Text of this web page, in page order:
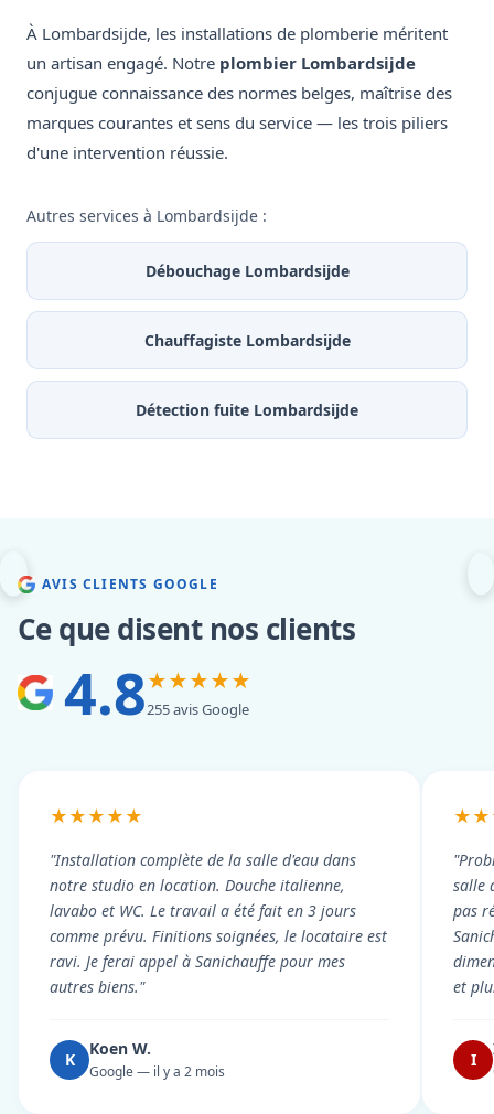
À Lombardsijde, les installations de plomberie méritent
un artisan engagé. Notre plombier Lombardsijde
conjugue connaissance des normes belges, maîtrise des
marques courantes et sens du service — les trois piliers
d'une intervention réussie.
Autres services à Lombardsijde :
Débouchage Lombardsijde
Chauffagiste Lombardsijde
Détection fuite Lombardsijde
AVIS CLIENTS GOOGLE
Ce que disent nos clients
4.8★★★★★
255 avis Google
★★★★★
"Installation complète de la salle d'eau dans
notre studio en location. Douche italienne,
lavabo et WC. Le travail a été fait en 3 jours
comme prévu. Finitions soignées, le locataire est
ravi. Je ferai appel à Sanichauffe pour mes
autres biens."
K
Koen W.
Google — il y a 2 mois
salle
pas
et
I